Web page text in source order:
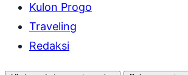
Kulon Progo
Traveling
Redaksi